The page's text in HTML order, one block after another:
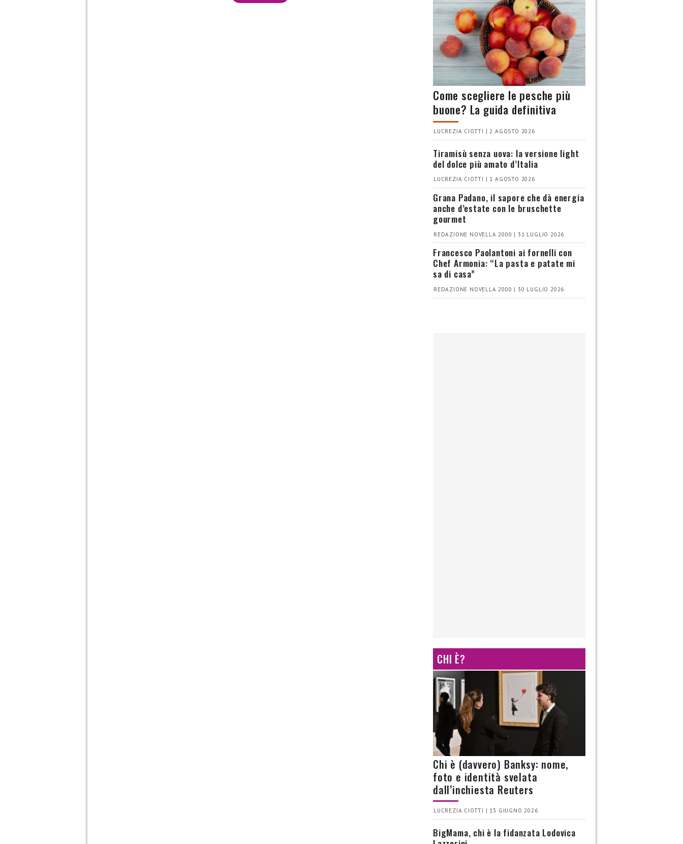
Come scegliere le pesche più
buone? La guida definitiva
LUCREZIA CIOTTI | 2 AGOSTO 2026
Tiramisù senza uova: la versione light
del dolce più amato d’Italia
LUCREZIA CIOTTI | 1 AGOSTO 2026
Grana Padano, il sapore che dà energia
anche d’estate con le bruschette
gourmet
REDAZIONE NOVELLA 2000 | 31 LUGLIO 2026
Francesco Paolantoni ai fornelli con
Chef Armonia: “La pasta e patate mi
sa di casa”
REDAZIONE NOVELLA 2000 | 30 LUGLIO 2026
CHI È?
Chi è (davvero) Banksy: nome,
foto e identità svelata
dall’inchiesta Reuters
LUCREZIA CIOTTI | 13 GIUGNO 2026
BigMama, chi è la fidanzata Lodovica